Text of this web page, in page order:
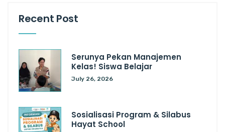
Recent Post
Serunya Pekan Manajemen
Kelas! Siswa Belajar
July 26, 2026
Sosialisasi Program & Silabus
Hayat School